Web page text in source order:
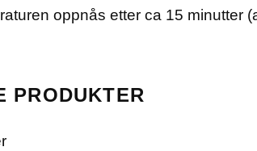
oppnås etter ca 15 minutter
PRODUKTER